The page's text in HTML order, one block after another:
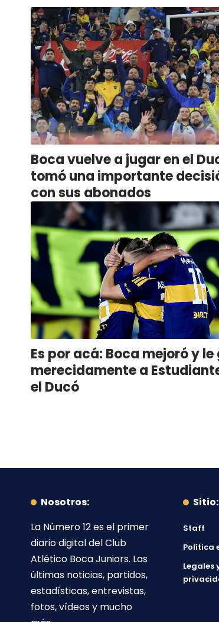
Boca vuelve a jugar en el
tomó una importante
con sus abonados
Es por acá: Boca mejoró y le
merecidamente a
el Ducó
Nosotros:
La Número 12es el primer
diario digital delClub
Atlético Boca Juniors. Las
últimas noticias, partidos,
estadísticas, entrevistas,
fotos, vídeos y mucho
Sitio:
Staff
Política
Legales